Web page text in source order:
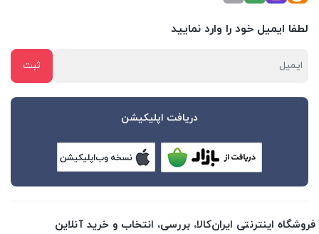
لطفا ایمیل خود را وارد نمایید
دریافت اپلیکیشن
فروشگاه اینترنتی ایران‌کالا، بررسی، انتخاب و خرید آنلاین